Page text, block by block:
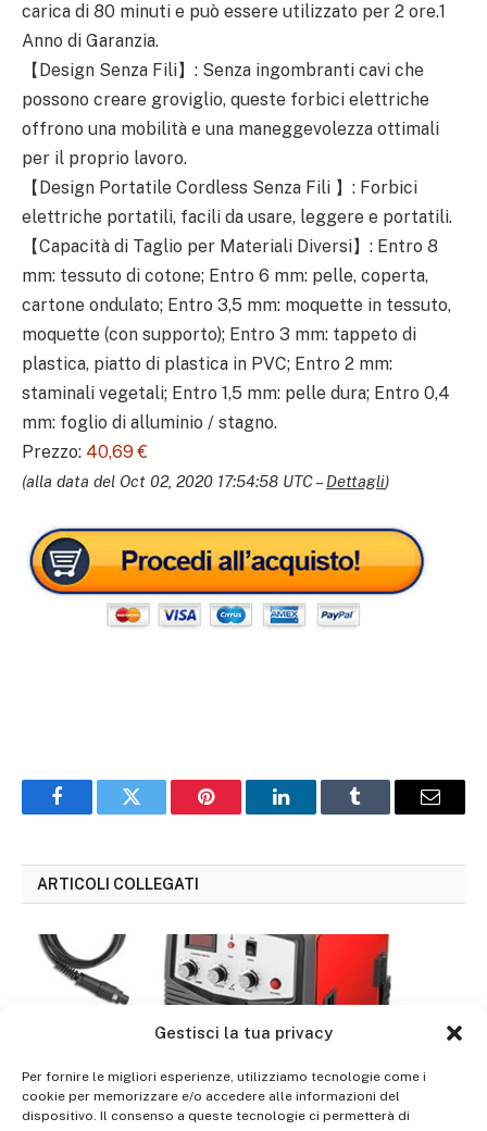
Gestisci la tua privacy
Per fornire le migliori esperienze, utilizziamo tecnologie come i
cookie per memorizzare e/o accedere alle informazioni del
dispositivo. Il consenso a queste tecnologie ci permetterà di
carica di 80 minuti e può essere utilizzato per 2 ore.1
Anno di Garanzia.
【Design Senza Fili】: Senza ingombranti cavi che
possono creare groviglio, queste forbici elettriche
offrono una mobilità e una maneggevolezza ottimali
per il proprio lavoro.
【Design Portatile Cordless Senza Fili 】: Forbici
elettriche portatili, facili da usare, leggere e portatili.
【Capacità di Taglio per Materiali Diversi】: Entro 8
mm: tessuto di cotone; Entro 6 mm: pelle, coperta,
cartone ondulato; Entro 3,5 mm: moquette in tessuto,
moquette (con supporto); Entro 3 mm: tappeto di
plastica, piatto di plastica in PVC; Entro 2 mm:
staminali vegetali; Entro 1,5 mm: pelle dura; Entro 0,4
mm: foglio di alluminio / stagno.
Prezzo: 40,69 €
(alla data del Oct 02, 2020 17:54:58 UTC – Dettagli)
FacebookTwitter Pinterest LinkedInTumblr Email
ARTICOLI COLLEGATI